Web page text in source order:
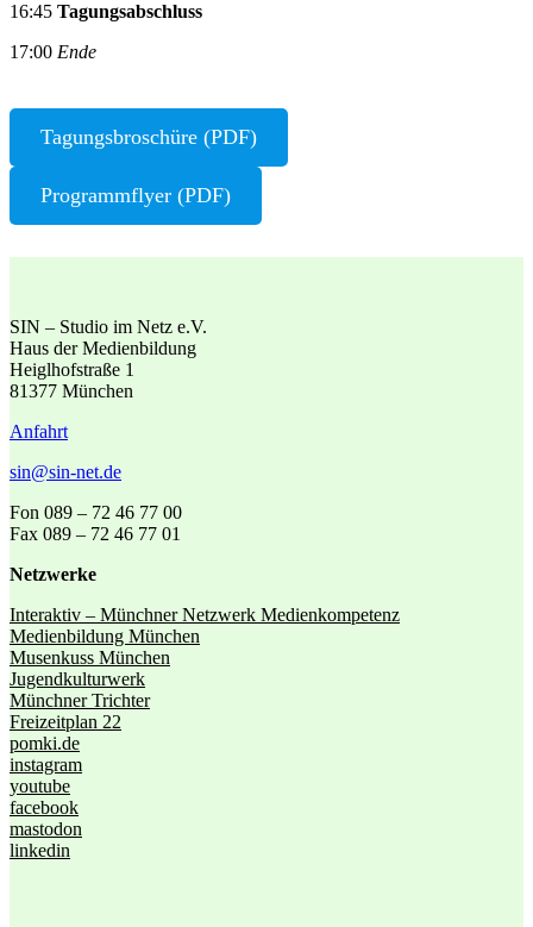
16:45 Tagungsabschluss
17:00 Ende
Tagungsbroschüre (PDF)
Programmflyer (PDF)
SIN – Studio im Netz e.V.
Haus der Medienbildung
Heiglhofstraße 1
81377 München
Anfahrt
sin@sin-net.de
Fon 089 – 72 46 77 00
Fax 089 – 72 46 77 01
Netzwerke
Interaktiv – Münchner Netzwerk Medienkompetenz
Medienbildung München
Musenkuss München
Jugendkulturwerk
Münchner Trichter
Freizeitplan 22
pomki.de
instagram
youtube
facebook
mastodon
linkedin